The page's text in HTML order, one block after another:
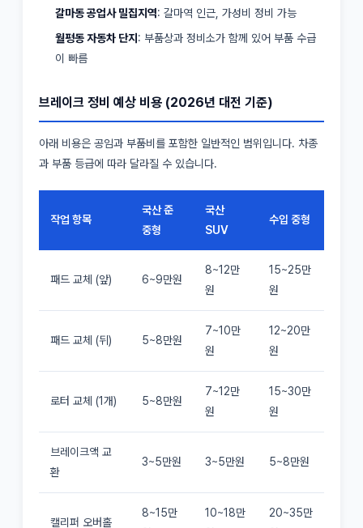
갈마동 공업사 밀집지역: 갈마역 인근, 가성비 정비 가능
월평동 자동차 단지 : 부품상과 정비소가 함께 있어 부품 수급
이 빠름
브레이크 정비 예상 비용 (2026년 대전 기준)
아래 비용은 공임과 부품비를 포함한 일반적인 범위입니다. 차종
과 부품 등급에 따라 달라질 수 있습니다.
작업 항목
국산 준
중형
국산
SUV
수입 중형
패드 교체 (앞) 6~9만원
8~12만
원
15~25만
원
패드 교체 (뒤) 5~8만원
7~10만
원
12~20만
원
로터 교체 (1개) 5~8만원
7~12만
원
15~30만
원
브레이크액 교
환
3~5만원 3~5만원 5~8만원
캘리퍼 오버홀
8~15만
10~18만
20~35만